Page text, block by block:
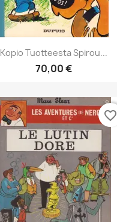
Kopio Tuotteesta Spirou...
70,00 €
favorite_border